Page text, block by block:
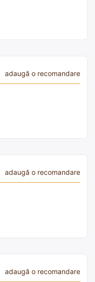
adaugă o recomandare
adaugă o recomandare
adaugă o recomandare